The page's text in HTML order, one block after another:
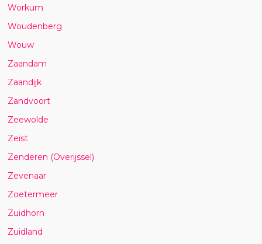
Workum
Woudenberg
Wouw
Zaandam
Zaandijk
Zandvoort
Zeewolde
Zeist
Zenderen (Overijssel)
Zevenaar
Zoetermeer
Zuidhorn
Zuidland